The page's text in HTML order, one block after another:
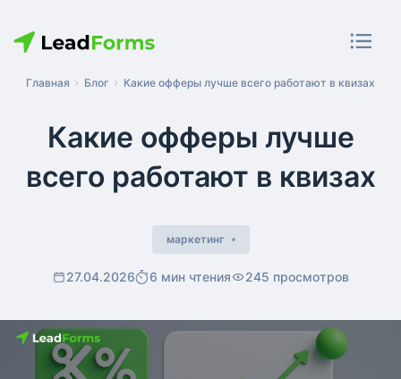
Главная Блог Какие офферы лучше всего работают в квизах
Какие офферы лучше
всего работают в квизах
маркетинг
27.04.2026 6 мин чтения 245 просмотров